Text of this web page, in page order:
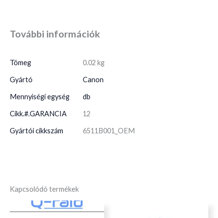
További információk
Tömeg 0.02 kg
Gyártó Canon
Mennyiségi egység db
Cikk.#.GARANCIA 12
Gyártói cikkszám 6511B001_OEM
Kapcsolódó termékek